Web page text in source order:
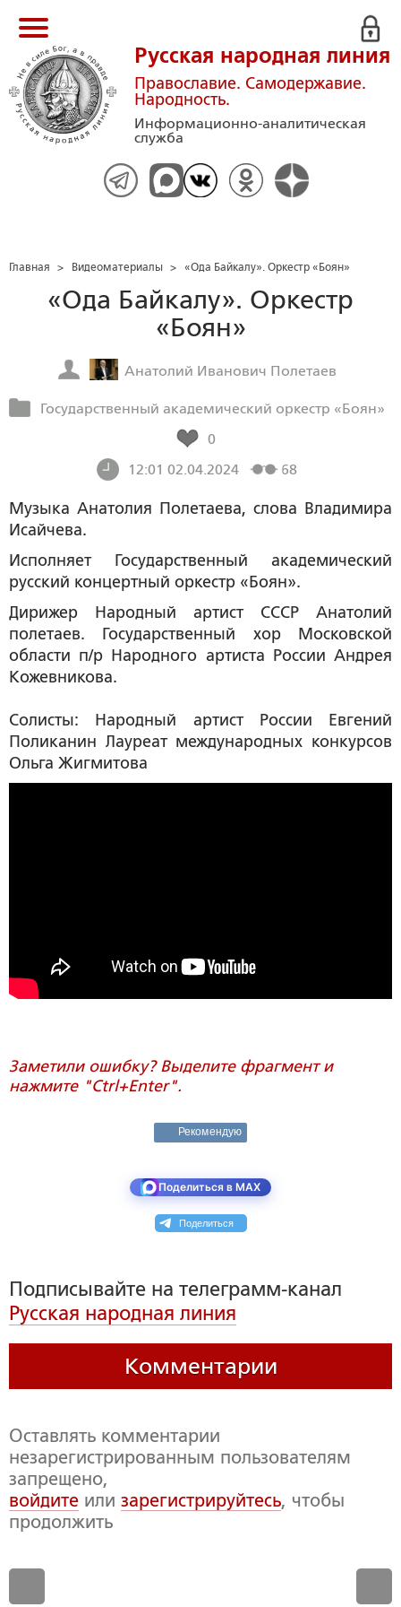
Русская народная линия
Православие. Самодержавие.
Народность.
Информационно-аналитическая
служба
Главная > Видеоматериалы > «Ода Байкалу». Оркестр «Боян»
«Ода Байкалу». Оркестр
«Боян»
Анатолий Иванович Полетаев
Государственный академический оркестр «Боян»
0
12:01 02.04.2024
68
Музыка Анатолия Полетаева, слова Владимира
Исайчева.
Исполняет Государственный академический
русский концертный оркестр «Боян».
Дирижер Народный артист СССР Анатолий
полетаев. Государственный хор Московской
области п/р Народного артиста России Андрея
Кожевникова.
Солисты: Народный артист России Евгений
Поликанин Лауреат международных конкурсов
Ольга Жигмитова
Заметили ошибку? Выделите фрагмент и
нажмите "Ctrl+Enter".
Рекомендую
Поделиться в MAX
Поделиться
Подписывайте на телеграмм-канал
Русская народная линия
Комментарии
Оставлять комментарии
незарегистрированным пользователям
запрещено,
войдите или зарегистрируйтесь, чтобы
продолжить